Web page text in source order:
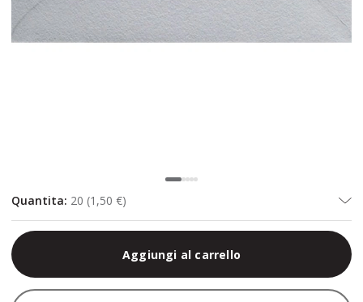
Quantita: 20 (1,50 €)
Aggiungi al carrello